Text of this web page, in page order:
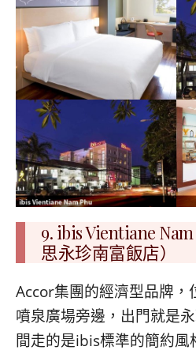
9. ibis Vientiane
思永珍南富飯店）
Accor集團的經濟型品牌，
噴泉廣場旁邊，出門就是
間走的是ibis標準的簡約風